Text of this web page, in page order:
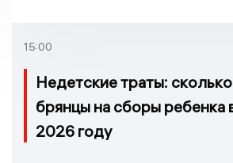
15:00
Недетские траты:
брянцы на сборы ребенка
2026 году